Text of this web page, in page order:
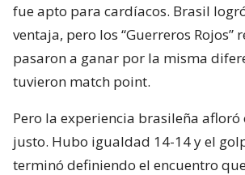
fue apto para cardíacos. Brasil
ventaja, pero los “Guerreros Rojos”
pasaron a ganar por la misma
tuvieron match point.
Pero la experiencia brasileña afloró
justo. Hubo igualdad 14-14 y el
terminó definiendo el encuentro